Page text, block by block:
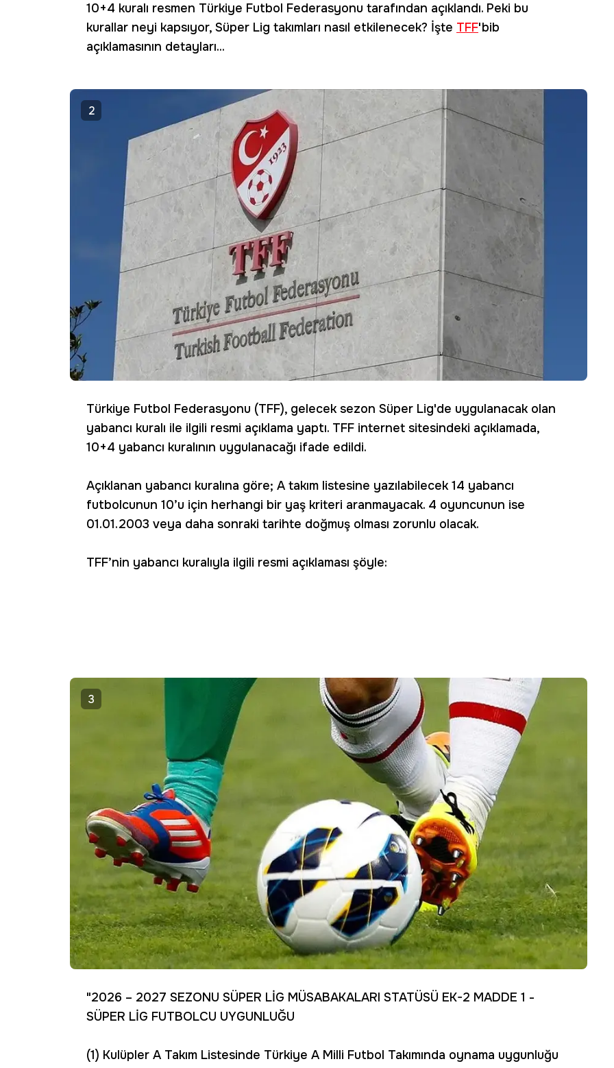
10+4 kuralı resmen Türkiye Futbol Federasyonu tarafından açıklandı. Peki bu
kurallar neyi kapsıyor, Süper Lig takımları nasıl etkilenecek? İşte TFF'bib
açıklamasının detayları...
2
Türkiye Futbol Federasyonu (TFF), gelecek sezon Süper Lig'de uygulanacak olan
yabancı kuralı ile ilgili resmi açıklama yaptı. TFF internet sitesindeki açıklamada,
10+4 yabancı kuralının uygulanacağı ifade edildi.
Açıklanan yabancı kuralına göre; A takım listesine yazılabilecek 14 yabancı
futbolcunun 10’u için herhangi bir yaş kriteri aranmayacak. 4 oyuncunun ise
01.01.2003 veya daha sonraki tarihte doğmuş olması zorunlu olacak.
TFF’nin yabancı kuralıyla ilgili resmi açıklaması şöyle:
3
"2026 – 2027 SEZONU SÜPER LİG MÜSABAKALARI STATÜSÜ EK-2 MADDE 1 -
SÜPER LİG FUTBOLCU UYGUNLUĞU
(1) Kulüpler A Takım Listesinde Türkiye A Milli Futbol Takımında oynama uygunluğu